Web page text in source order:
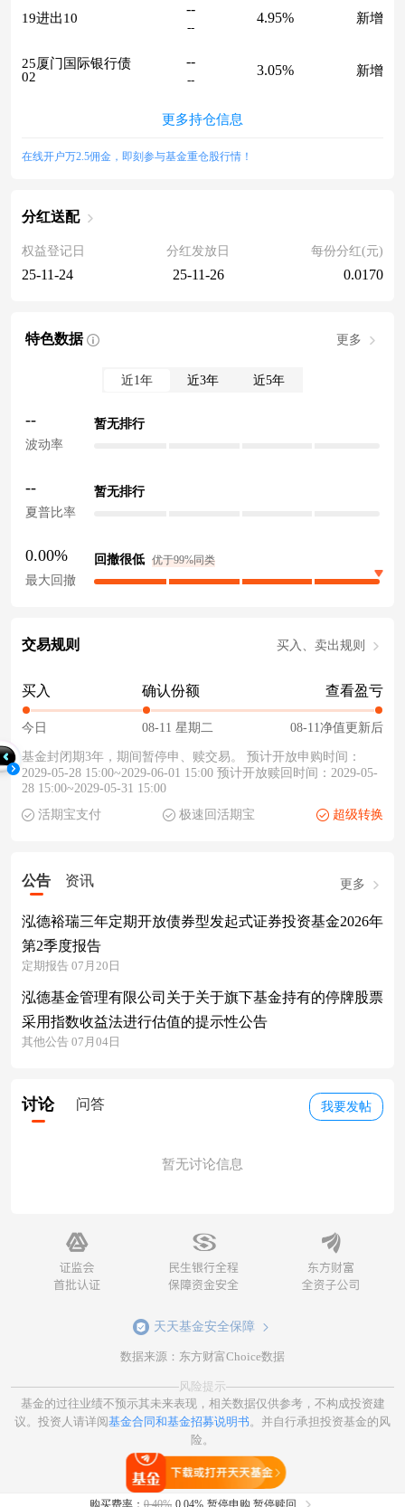
19进出10
--
--
4.95% 新增
25厦门国际银行债
02
--
--
3.05% 新增
更多持仓信息
在线开户万2.5佣金，即刻参与基金重仓股行情！
分红送配
权益登记日
25-11-24
分红发放日
25-11-26
每份分红(元)
0.0170
特色数据 更多
近1年 近3年 近5年
--
波动率
暂无排行
--
夏普比率
暂无排行
0.00%
最大回撤
回撤很低 优于99%同类
交易规则 买入、卖出规则
买入
今日
确认份额
08-11 星期二
查看盈亏
08-11净值更新后
基金封闭期3年，期间暂停申、赎交易。 预计开放申购时间：
2029-05-28 15:00~2029-06-01 15:00 预计开放赎回时间：2029-05-
28 15:00~2029-05-31 15:00
活期宝支付
极速回活期宝 超级转换
公告 资讯 更多
泓德裕瑞三年定期开放债券型发起式证券投资基金2026年
第2季度报告
定期报告 07月20日
泓德基金管理有限公司关于关于旗下基金持有的停牌股票
采用指数收益法进行估值的提示性公告
其他公告 07月04日
我要发帖
讨论 问答
暂无讨论信息
天天基金安全保障
数据来源：东方财富Choice数据
风险提示
基金的过往业绩不预示其未来表现，相关数据仅供参考，不构成投资建
议。投资人请详阅基金合同和基金招募说明书。并自行承担投资基金的风
险。
购买费率： 0.40% 0.04% 暂停申购 暂停赎回
打开天天基金